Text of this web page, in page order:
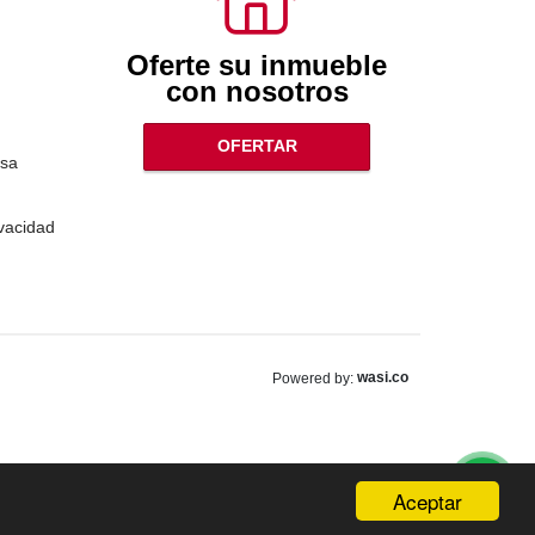
Aceptar
Oferte su inmueble
con nosotros
OFERTAR
Powered by: wasi.co